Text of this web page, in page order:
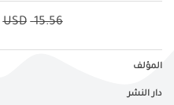
15.56
USD
المؤلف
دار النشر